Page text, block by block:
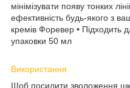
мінімізувати появу тонких
ефективність будь-якого з
кремів Форевер • Підходить
упаковки 50 мл
Використання
Щоб посилити зволоження